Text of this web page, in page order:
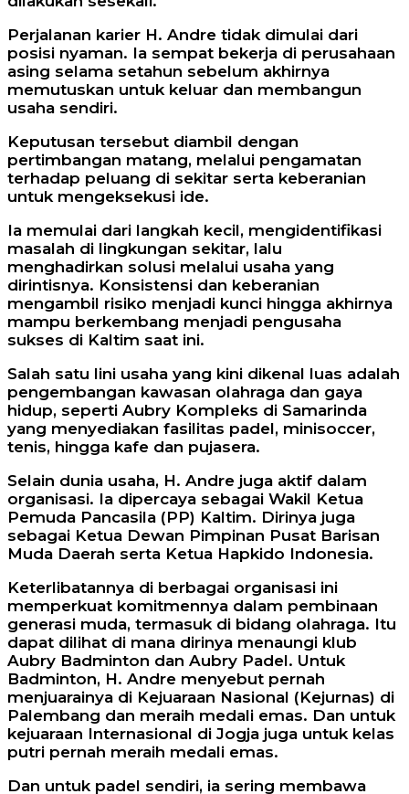
Perjalanan karier H. Andre tidak dimulai dari
posisi nyaman. Ia sempat bekerja di perusahaan
asing selama setahun sebelum akhirnya
memutuskan untuk keluar dan membangun
usaha sendiri.
Keputusan tersebut diambil dengan
pertimbangan matang, melalui pengamatan
terhadap peluang di sekitar serta keberanian
untuk mengeksekusi ide.
Ia memulai dari langkah kecil, mengidentifikasi
masalah di lingkungan sekitar, lalu
menghadirkan solusi melalui usaha yang
dirintisnya. Konsistensi dan keberanian
mengambil risiko menjadi kunci hingga akhirnya
mampu berkembang menjadi pengusaha
sukses di Kaltim saat ini.
Salah satu lini usaha yang kini dikenal luas adalah
pengembangan kawasan olahraga dan gaya
hidup, seperti Aubry Kompleks di Samarinda
yang menyediakan fasilitas padel, minisoccer,
tenis, hingga kafe dan pujasera.
Selain dunia usaha, H. Andre juga aktif dalam
organisasi. Ia dipercaya sebagai Wakil Ketua
Pemuda Pancasila (PP) Kaltim. Dirinya juga
sebagai Ketua Dewan Pimpinan Pusat Barisan
Muda Daerah serta Ketua Hapkido Indonesia.
Keterlibatannya di berbagai organisasi ini
memperkuat komitmennya dalam pembinaan
generasi muda, termasuk di bidang olahraga. Itu
dapat dilihat di mana dirinya menaungi klub
Aubry Badminton dan Aubry Padel. Untuk
Badminton, H. Andre menyebut pernah
menjuarainya di Kejuaraan Nasional (Kejurnas) di
Palembang dan meraih medali emas. Dan untuk
kejuaraan Internasional di Jogja juga untuk kelas
putri pernah meraih medali emas.
Dan untuk padel sendiri, ia sering membawa